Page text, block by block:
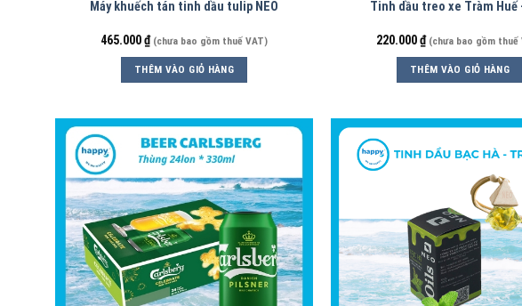
Máy khuếch tán tinh dầu tulip NEO
465.000₫ (chưa bao gồm thuế VAT)
THÊM VÀO GIỎ HÀNG
Tinh dầu treo xe Tràm Huế
220.000₫ (chưa bao gồm thuế
THÊM VÀO GIỎ HÀNG